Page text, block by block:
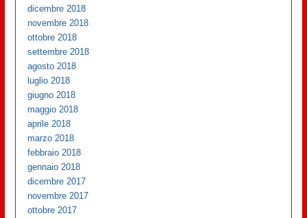
dicembre 2018
novembre 2018
ottobre 2018
settembre 2018
agosto 2018
luglio 2018
giugno 2018
maggio 2018
aprile 2018
marzo 2018
febbraio 2018
gennaio 2018
dicembre 2017
novembre 2017
ottobre 2017